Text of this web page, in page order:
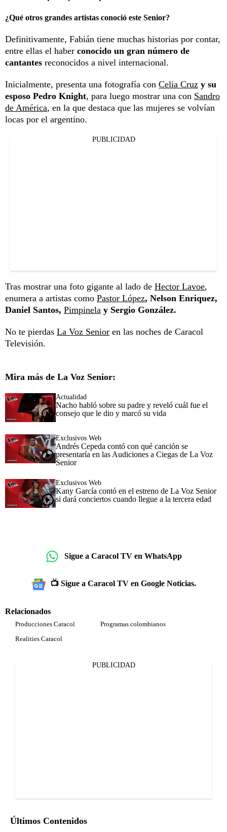
¿Qué otros grandes artistas conoció este Senior?
Definitivamente, Fabián tiene muchas historias por contar,
entre ellas el haber conocido un gran número de
cantantes reconocidos a nivel internacional.
Inicialmente, presenta una fotografía con Celia Cruz y su
esposo Pedro Knight, para luego mostrar una con Sandro
de América, en la que destaca que las mujeres se volvían
locas por el argentino.
PUBLICIDAD
Tras mostrar una foto gigante al lado de Hector Lavoe,
enumera a artistas como Pastor López, Nelson Enriquez,
Daniel Santos, Pimpinela y Sergio González.
No te pierdas La Voz Senior en las noches de Caracol
Televisión.
Mira más de La Voz Senior:
Actualidad
Nacho habló sobre su padre y reveló cuál fue el
consejo que le dio y marcó su vida
Exclusivos Web
Andrés Cepeda contó con qué canción se
presentaría en las Audiciones a Ciegas de La Voz
Senior
Exclusivos Web
Kany García contó en el estreno de La Voz Senior
si dará conciertos cuando llegue a la tercera edad
Sigue a Caracol TV en WhatsApp
📺 Sigue a Caracol TV en Google Noticias.
Relacionados
Producciones Caracol
Programas colombianos
Realities Caracol
PUBLICIDAD
Últimos Contenidos